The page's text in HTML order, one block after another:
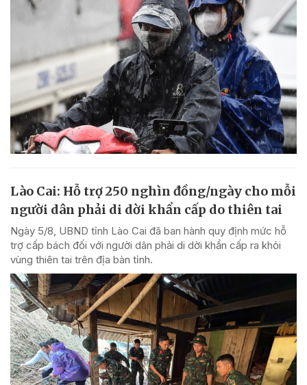
Lào Cai: Hỗ trợ 250 nghìn đồng/ngày cho mỗi
người dân phải di dời khẩn cấp do thiên tai
Ngày 5/8, UBND tỉnh Lào Cai đã ban hành quy định mức hỗ
trợ cấp bách đối với người dân phải di dời khẩn cấp ra khỏi
vùng thiên tai trên địa bàn tỉnh.